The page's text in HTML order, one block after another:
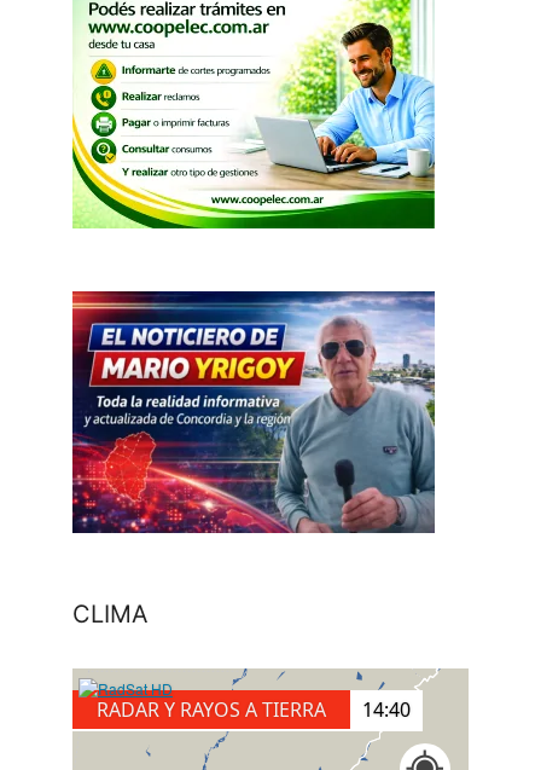
CLIMA
RADAR Y RAYOS A TIERRA 15:00